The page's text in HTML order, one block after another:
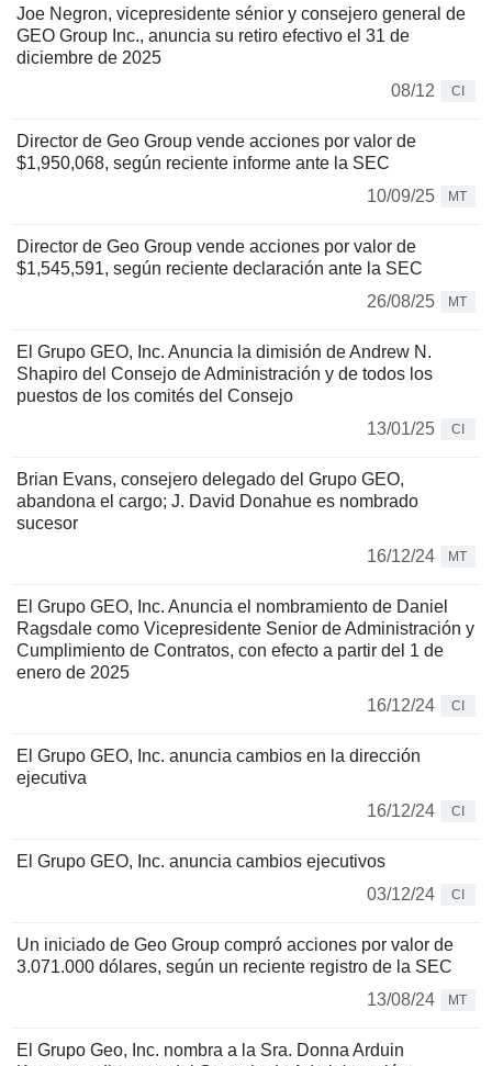
Joe Negron, vicepresidente sénior y consejero general de
GEO Group Inc., anuncia su retiro efectivo el 31 de
diciembre de 2025
08/12
CI
Director de Geo Group vende acciones por valor de
$1,950,068, según reciente informe ante la SEC
10/09/25
MT
Director de Geo Group vende acciones por valor de
$1,545,591, según reciente declaración ante la SEC
26/08/25
MT
El Grupo GEO, Inc. Anuncia la dimisión de Andrew N.
Shapiro del Consejo de Administración y de todos los
puestos de los comités del Consejo
13/01/25
CI
Brian Evans, consejero delegado del Grupo GEO,
abandona el cargo; J. David Donahue es nombrado
sucesor
16/12/24
MT
El Grupo GEO, Inc. Anuncia el nombramiento de Daniel
Ragsdale como Vicepresidente Senior de Administración y
Cumplimiento de Contratos, con efecto a partir del 1 de
enero de 2025
16/12/24
CI
El Grupo GEO, Inc. anuncia cambios en la dirección
ejecutiva
16/12/24
CI
El Grupo GEO, Inc. anuncia cambios ejecutivos
03/12/24
CI
Un iniciado de Geo Group compró acciones por valor de
3.071.000 dólares, según un reciente registro de la SEC
13/08/24
MT
El Grupo Geo, Inc. nombra a la Sra. Donna Arduin